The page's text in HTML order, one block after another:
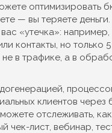
оптимизировать
— вы теряете
«утечка»: например,
контакты, но только 5
в трафике, а в
,
клиентов через
отслеживать,
чек-лист, вебинар,